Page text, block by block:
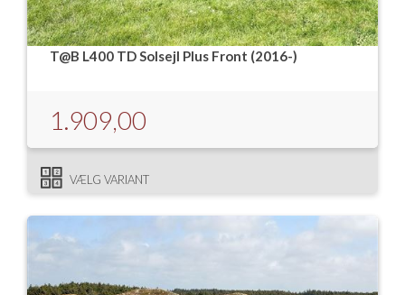
T@B L400 TD Solsejl Plus Front (2016-)
1.909,00
VÆLG VARIANT